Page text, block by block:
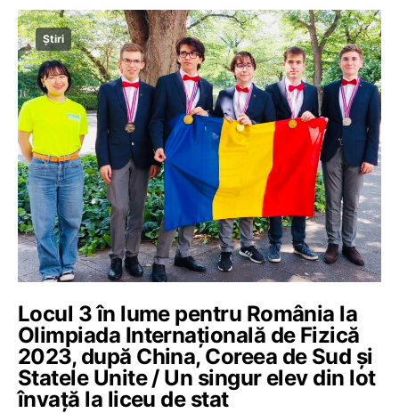
Știri
Locul 3 în lume pentru România la
Olimpiada Internațională de Fizică
2023, după China, Coreea de Sud și
Statele Unite / Un singur elev din lot
învață la liceu de stat